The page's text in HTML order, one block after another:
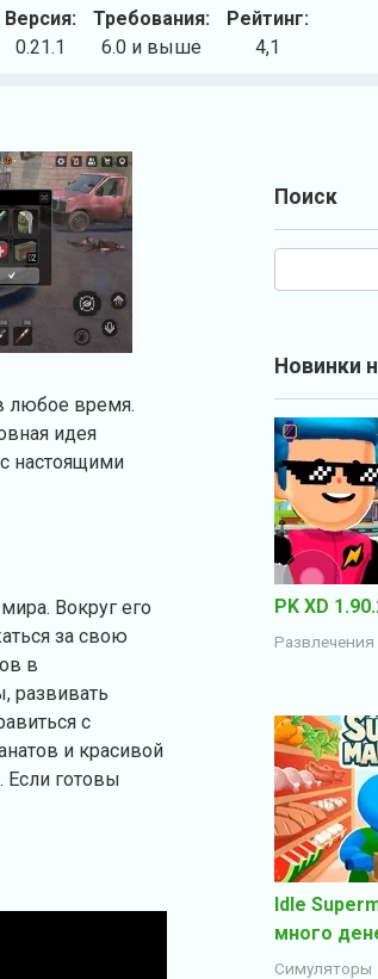
Версия:
0.21.1
Требования:
6.0 и выше
Рейтинг:
4,1
любое время.
идея
настоящими
Вокруг его
за свою
в
развивать
с
и красивой
Если готовы
Поиск
о
к
:
Новинки
PK XD
Развлечения
Idle
много
Симуляторы